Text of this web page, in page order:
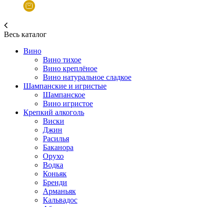
Весь каталог
Вино
Вино тихое
Вино креплёное
Вино натуральное сладкое
Шампанские и игристые
Шампанское
Вино игристое
Крепкий алкоголь
Виски
Джин
Расилья
Баканора
Орухо
Водка
Коньяк
Бренди
Арманьяк
Кальвадос